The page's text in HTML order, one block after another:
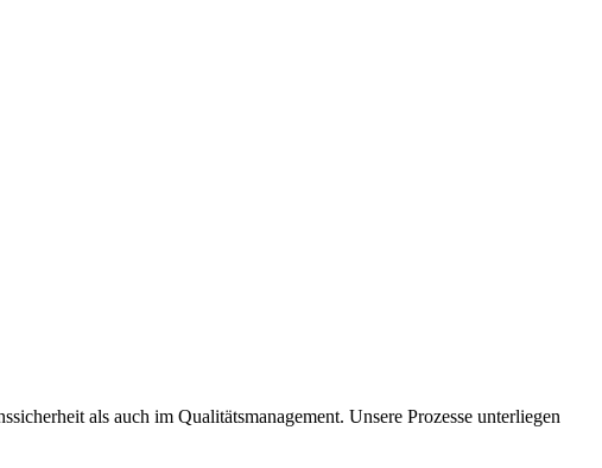
als auch im Qualitätsmanagement. Unsere Prozesse unterliegen